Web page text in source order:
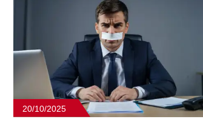
20/10/2025